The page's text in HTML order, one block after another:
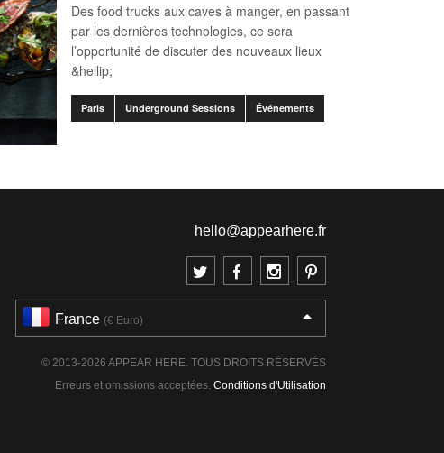
Des food trucks aux caves à manger, en passant
par les dernières technologies, ce sera
l’opportunité de discuter des nouveaux lieux
&hellip;
Paris Underground Sessions Événements
hello@appearhere.fr
France (€ Euro)
© 2013-2026 APPEAR HERE. TOUS DROITS RÉSERVÉS
Erreurs et omissions acceptées. Conditions d'Utilisation